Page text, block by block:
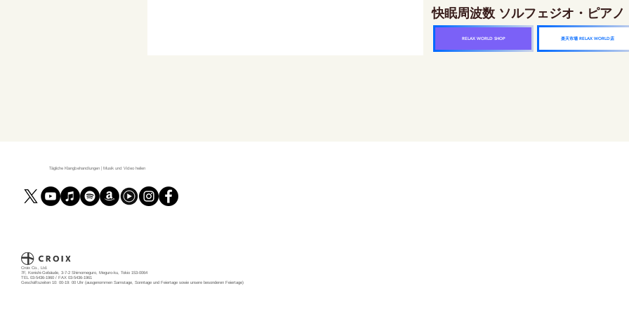
快眠周波数 ソルフェジオ・ピア
RELAX WORLD SHOP 楽天市場 RELAX WORLD店
Tägliche Klangbehandlungen | Musik und Video heilen
Croix Co., Ltd.
7F, Konishi-Gebäude, 3-7-2 Shimomeguro, Meguro-ku, Tokio 153-0064
TEL 03-5436-1960 / FAX 03-5436-1961
Geschäftszeiten 10: 00-19: 00 Uhr (ausgenommen Samstage, Sonntage und Feiertage sowie unsere besonderen Feiertage)